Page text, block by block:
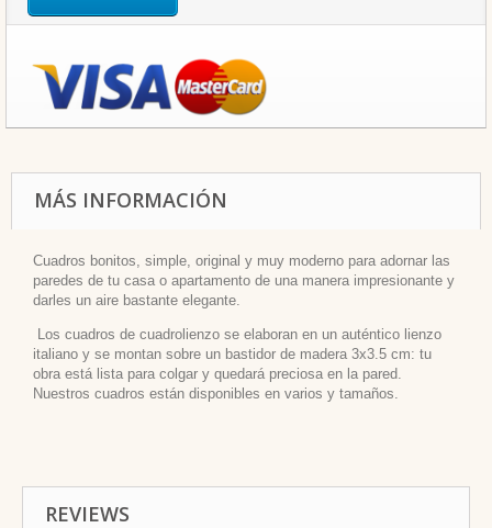
MÁS INFORMACIÓN
Cuadros bonitos, simple, original y muy moderno para adornar las
paredes de tu casa o apartamento de una manera impresionante y
darles un aire bastante elegante.
Los cuadros de cuadrolienzo se elaboran en un auténtico lienzo
italiano y se montan sobre un bastidor de madera 3x3.5 cm: tu
obra está lista para colgar y quedará preciosa en la pared.
Nuestros cuadros están disponibles en varios y tamaños.
REVIEWS